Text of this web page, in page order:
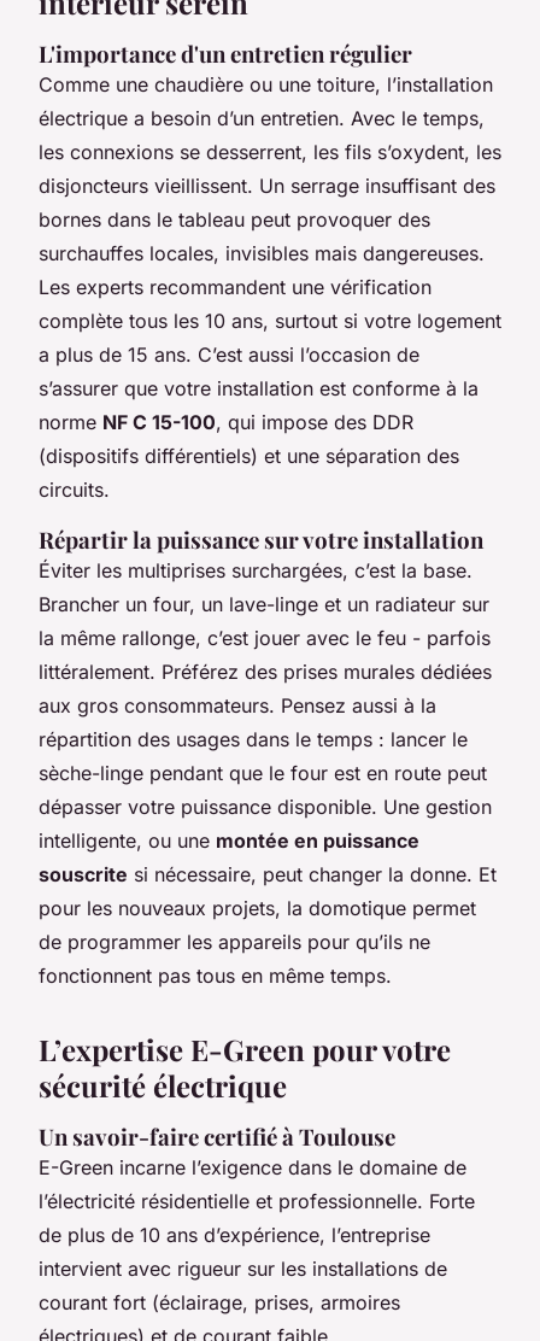
L'importance d'un entretien régulier
Comme une chaudière ou une toiture, l’installation
électrique a besoin d’un entretien. Avec le temps,
les connexions se desserrent, les fils s’oxydent, les
disjoncteurs vieillissent. Un serrage insuffisant des
bornes dans le tableau peut provoquer des
surchauffes locales, invisibles mais dangereuses.
Les experts recommandent une vérification
complète tous les 10 ans, surtout si votre logement
a plus de 15 ans. C’est aussi l’occasion de
s’assurer que votre installation est conforme à la
norme NF C 15-100, qui impose des DDR
(dispositifs différentiels) et une séparation des
circuits.
Répartir la puissance sur votre installation
Éviter les multiprises surchargées, c’est la base.
Brancher un four, un lave-linge et un radiateur sur
la même rallonge, c’est jouer avec le feu - parfois
littéralement. Préférez des prises murales dédiées
aux gros consommateurs. Pensez aussi à la
répartition des usages dans le temps : lancer le
sèche-linge pendant que le four est en route peut
dépasser votre puissance disponible. Une gestion
intelligente, ou une montée en puissance
souscrite si nécessaire, peut changer la donne. Et
pour les nouveaux projets, la domotique permet
de programmer les appareils pour qu’ils ne
fonctionnent pas tous en même temps.
L’expertise E-Green pour votre
sécurité électrique
Un savoir-faire certifié à Toulouse
E-Green incarne l’exigence dans le domaine de
l’électricité résidentielle et professionnelle. Forte
de plus de 10 ans d’expérience, l’entreprise
intervient avec rigueur sur les installations de
courant fort (éclairage, prises, armoires